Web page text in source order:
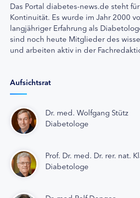
Das Portal diabetes-news.de steht
Kontinuität. Es wurde im Jahr 2000
langjähriger Erfahrung als
sind noch heute Mitglieder des
und arbeiten aktiv in der
Aufsichtsrat
Dr. med. Wolfgang Stütz
Diabetologe
Prof. Dr. med. Dr. rer. nat.
Diabetologe